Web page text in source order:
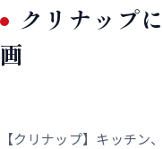
クリナップ
画
【クリナップ】キッチン